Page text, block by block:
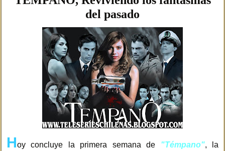
del pasado
Hoy concluye la primera semana de "Témpano", la